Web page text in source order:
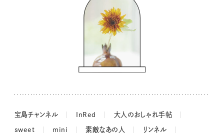
ノーラのフィンランド旅気分
吉田羊さんの着物と12のアソビゴコロ
長谷川あかりさんの今週もお疲れ様つまみ
宝島チャンネル InRed 大人のおしゃれ手帖
sweet mini 素敵なあの人 リンネル